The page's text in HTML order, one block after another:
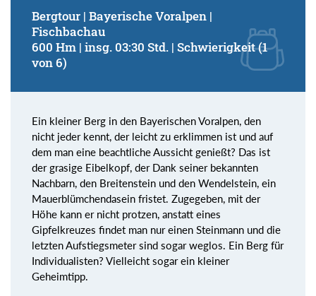
Bergtour | Bayerische Voralpen |
Fischbachau
600 Hm | insg. 03:30 Std. | Schwierigkeit (1
von 6)
Ein kleiner Berg in den Bayerischen Voralpen, den
nicht jeder kennt, der leicht zu erklimmen ist und auf
dem man eine beachtliche Aussicht genießt? Das ist
der grasige Eibelkopf, der Dank seiner bekannten
Nachbarn, den Breitenstein und den Wendelstein, ein
Mauerblümchendasein fristet. Zugegeben, mit der
Höhe kann er nicht protzen, anstatt eines
Gipfelkreuzes findet man nur einen Steinmann und die
letzten Aufstiegsmeter sind sogar weglos. Ein Berg für
Individualisten? Vielleicht sogar ein kleiner
Geheimtipp.